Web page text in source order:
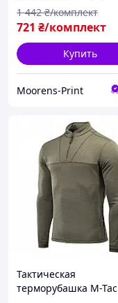
721 ₴/комплект
1 442 ₴/комплект
Купить
Moorens-Print
Тактическая
терморубашка M-Tac